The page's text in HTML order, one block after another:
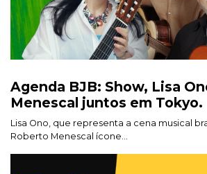
Agenda BJB: Show, Lisa
Menescal juntos em Tokyo.
Lisa Ono, que representa a cena musical
Roberto Menescal ícone...